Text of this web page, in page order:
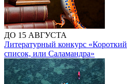
ДО 15 АВГУСТА
Литературный конкурс «Короткий
список, или Саламандра»